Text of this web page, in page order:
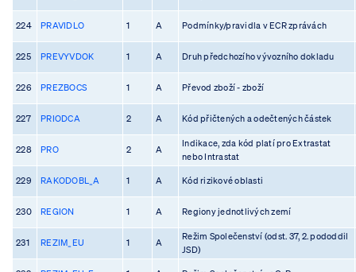
224 PRAVIDLO 1 A Podmínky/pravidla v ECR zprávách
225 PREVYVDOK 1 A Druh předchozího vývozního dokladu
226 PREZBOCS 1 A Převod zboží - zboží
227 PRIODCA 2 A Kód přičtených a odečtených částek
228 PRO 2 A
Indikace, zda kód platí pro Extrastat
nebo Intrastat
229 RAKODOBL_A 1 A Kód rizikové oblasti
230 REGION 1 A Regiony jednotlivých zemí
231 REZIM_EU 1 A
Režim Společenství (odst. 37, 2. pododdil
JSD)